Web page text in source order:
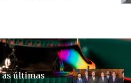
as últimas